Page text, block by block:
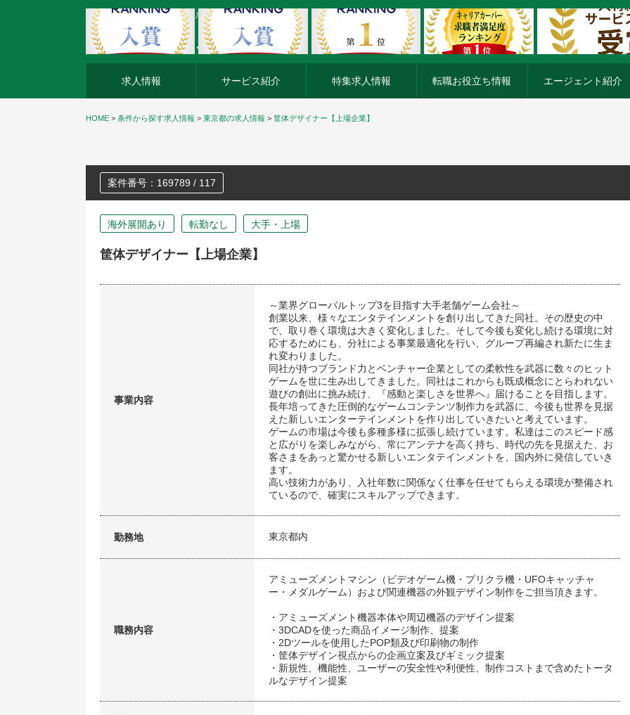
外資系企業の転職・キャリア転職ならアージスジャパン
求人情報 サービス紹介 特集求人情報 転職お役立ち情報 エージェント紹介
HOME > 条件から探す求人情報 > 東京都の求人情報 > 筐体デザイナー【上場企業】
案件番号：169789 / 117
海外展開あり 転勤なし 大手・上場
筐体デザイナー【上場企業】
事業内容
～業界グローバルトップ3を目指す大手老舗ゲーム会社～
創業以来、様々なエンタテインメントを創り出してきた同社。その歴史の中
で、取り巻く環境は大きく変化しました。そして今後も変化し続ける環境に対
応するためにも、分社による事業最適化を行い、グループ再編され新たに生ま
れ変わりました。
同社が持つブランド力とベンチャー企業としての柔軟性を武器に数々のヒット
ゲームを世に生み出してきました。同社はこれからも既成概念にとらわれない
遊びの創出に挑み続け、『感動と楽しさを世界へ』届けることを目指します。
長年培ってきた圧倒的なゲームコンテンツ制作力を武器に、今後も世界を見据
えた新しいエンターテインメントを作り出していきたいと考えています。
ゲームの市場は今後も多種多様に拡張し続けています。私達はこのスピード感
と広がりを楽しみながら、常にアンテナを高く持ち、時代の先を見据えた、お
客さまをあっと驚かせる新しいエンタテインメントを、国内外に発信していき
ます。
高い技術力があり、入社年数に関係なく仕事を任せてもらえる環境が整備され
ているので、確実にスキルアップできます。
勤務地 東京都内
職務内容
アミューズメントマシン（ビデオゲーム機・プリクラ機・UFOキャッチャ
ー・メダルゲーム）および関連機器の外観デザイン制作をご担当頂きます。
・アミューズメント機器本体や周辺機器のデザイン提案
・3DCADを使った商品イメージ制作、提案
・2Dツールを使用したPOP類及び印刷物の制作
・筐体デザイン視点からの企画立案及びギミック提案
・新規性、機能性、ユーザーの安全性や利便性、制作コストまで含めたトータ
ルなデザイン提案